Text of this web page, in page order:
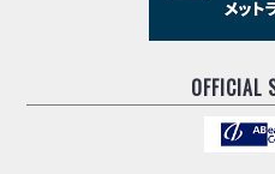
OFFICIAL